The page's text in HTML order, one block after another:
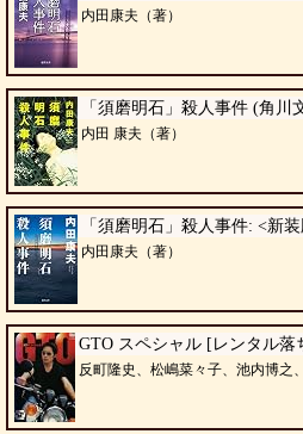
内田康夫（著）
「須磨明石」殺人事件 (角川
内田 康夫（著）
「須磨明石」殺人事件: <新
内田康夫（著）
GTO スペシャル [レンタル落
反町隆史、松嶋菜々子、池内博之